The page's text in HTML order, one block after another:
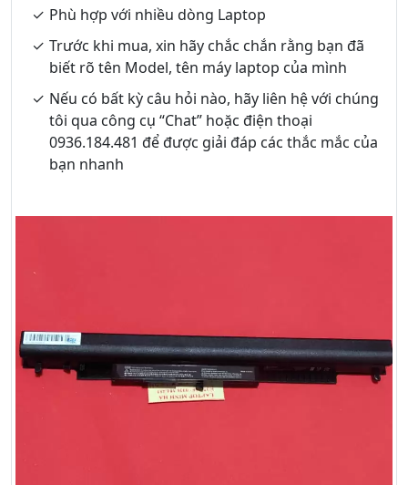
Phù hợp với nhiều dòng Laptop
Trước khi mua, xin hãy chắc chắn rằng bạn đã
biết rõ tên Model, tên máy laptop của mình
Nếu có bất kỳ câu hỏi nào, hãy liên hệ với chúng
tôi qua công cụ “Chat” hoặc điện thoại
0936.184.481 để được giải đáp các thắc mắc của
bạn nhanh